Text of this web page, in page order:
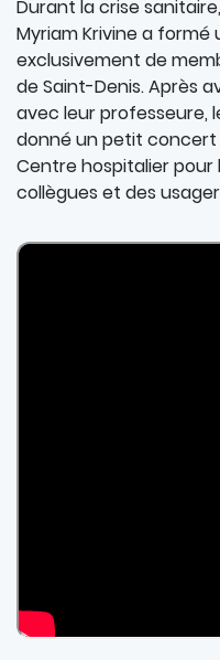
Description
Durant la crise
Myriam Krivine a
exclusivement de
de Saint-Denis. Après
avec leur professeure,
donné un petit concert
Centre hospitalier pour
collègues et des
Paragraphe